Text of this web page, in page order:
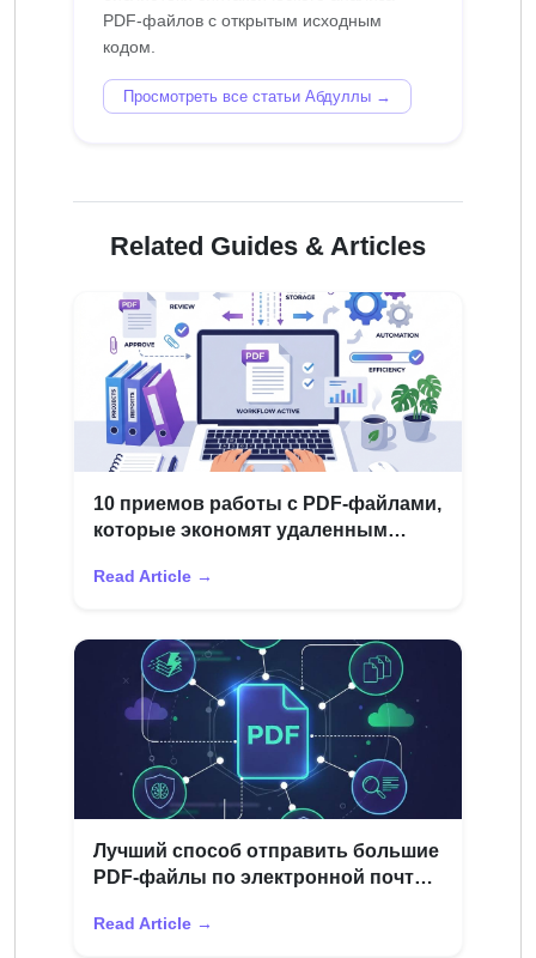
PDF-файлов с открытым исходным
Просмотреть все статьи Абдуллы →
Related Guides & Articles
10 приемов работы с PDF-файлами,
которые экономят удаленным
Read Article →
Лучший способ отправить большие
PDF-файлы по электронной почте
Read Article →